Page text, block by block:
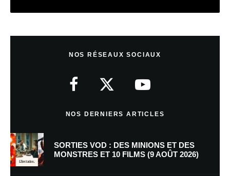
NOS RÉSEAUX SOCIAUX
NOS DERNIERS ARTICLES
SORTIES VOD : DES MINIONS ET DES
MONSTRES ET 10 FILMS (9 AOÛT 2026)